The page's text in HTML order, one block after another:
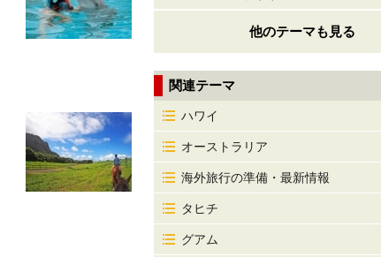
他のテーマも見る
関連テーマ
ハワイ
オーストラリア
海外旅行の準備・最新情報
タヒチ
グアム